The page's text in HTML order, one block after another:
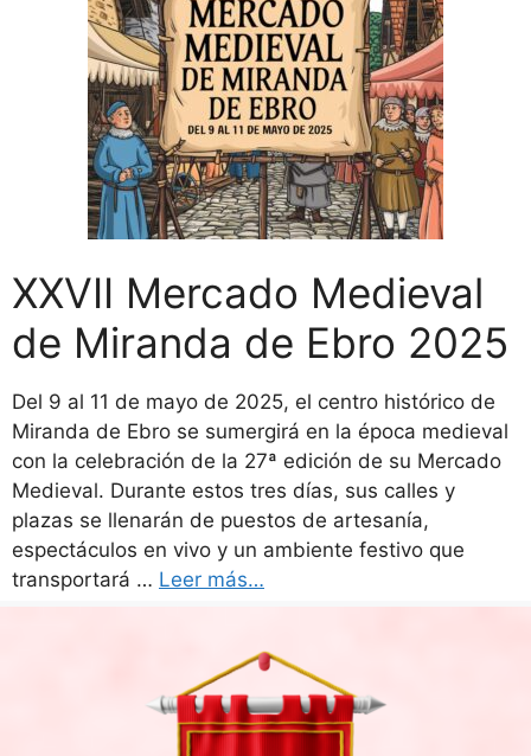
XXVII Mercado Medieval
de Miranda de Ebro 2025
Del 9 al 11 de mayo de 2025, el centro histórico de
Miranda de Ebro se sumergirá en la época medieval
con la celebración de la 27ª edición de su Mercado
Medieval. Durante estos tres días, sus calles y
plazas se llenarán de puestos de artesanía,
espectáculos en vivo y un ambiente festivo que
transportará … Leer más…